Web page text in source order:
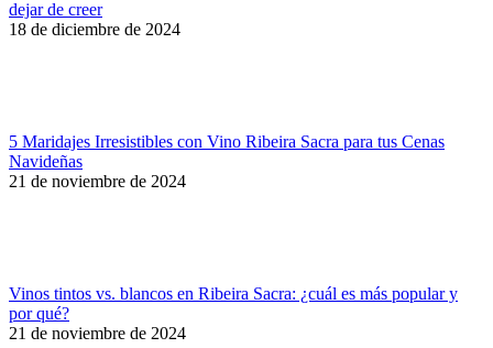
dejar de creer
18 de diciembre de 2024
5 Maridajes Irresistibles con Vino Ribeira Sacra para tus Cenas
Navideñas
21 de noviembre de 2024
Vinos tintos vs. blancos en Ribeira Sacra: ¿cuál es más popular y
por qué?
21 de noviembre de 2024